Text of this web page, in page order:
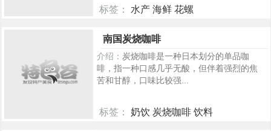
标签： 水产 海鲜 花螺
南国炭烧咖啡
介绍： 炭烧咖啡是一种日本划分的单品咖
啡，指一种口感几乎无酸，但伴着强烈的焦
苦和甘醇，口味比较强...
标签： 奶饮 炭烧咖啡 饮料